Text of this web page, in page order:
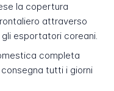
la copertura
attraverso
esportatori coreani.
completa
tutti i giorni